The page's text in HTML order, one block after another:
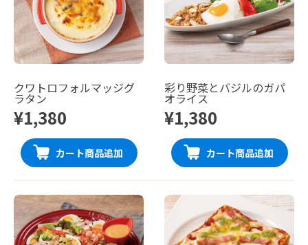
クワトロフォルマッジグ
ラタン
¥1,380
カート商品追加
彩り野菜とバジルのガパ
オライス
¥1,380
カート商品追加